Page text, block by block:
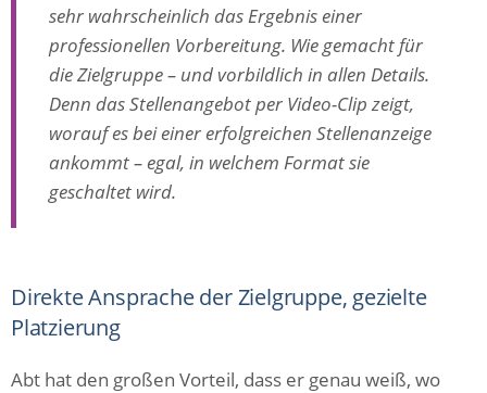
sehr wahrscheinlich das Ergebnis einer
professionellen Vorbereitung. Wie gemacht für
die Zielgruppe – und vorbildlich in allen Details.
Denn das Stellenangebot per Video-Clip zeigt,
worauf es bei einer erfolgreichen Stellenanzeige
ankommt – egal, in welchem Format sie
geschaltet wird.
Direkte Ansprache der Zielgruppe, gezielte
Platzierung
Abt hat den großen Vorteil, dass er genau weiß, wo